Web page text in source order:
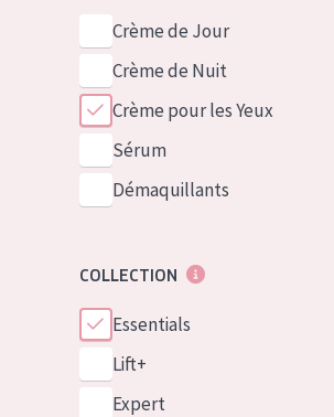
Crème de Jour
Crème de Nuit
Crème pour les Yeux
Sérum
Démaquillants
COLLECTION
Essentials
Lift+
Expert